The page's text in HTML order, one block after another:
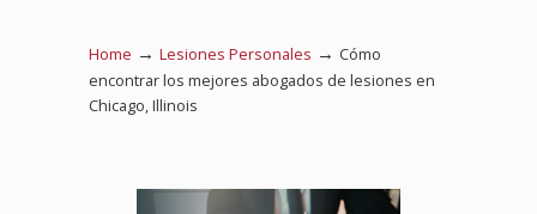
Home → Lesiones Personales → Cómo
encontrar los mejores abogados de lesiones en
Chicago, Illinois